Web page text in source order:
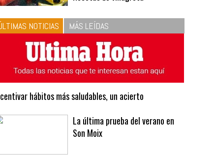
respeta las proporciones.
Recetas de vinagreta
ÚLTIMAS NOTICIAS MÁS LEÍDAS
Incentivar hábitos más saludables, un acierto